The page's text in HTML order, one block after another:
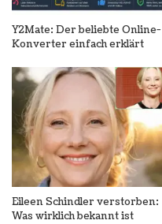
Y2Mate: Der beliebte Online-
Konverter einfach erklärt
Eileen Schindler verstorben:
Was wirklich bekannt ist